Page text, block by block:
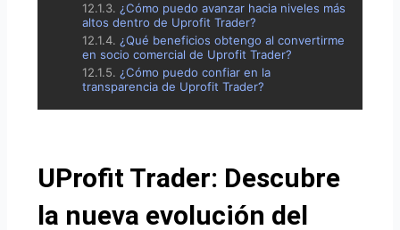
¿Cómo puedo avanzar hacia niveles más
altos dentro de Uprofit Trader?
¿Qué beneficios obtengo al convertirme
en socio comercial de Uprofit Trader?
¿Cómo puedo confiar en la
transparencia de Uprofit Trader?
UProfit Trader: Descubre
la nueva evolución del